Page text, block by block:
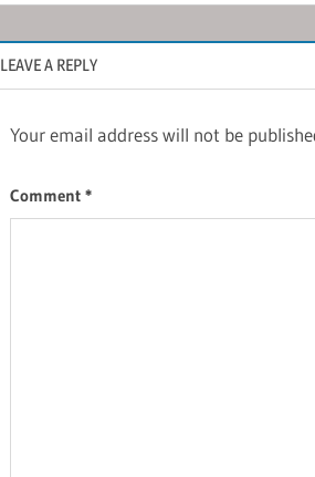
LEAVE A REPLY
Your email address will not be
Comment *